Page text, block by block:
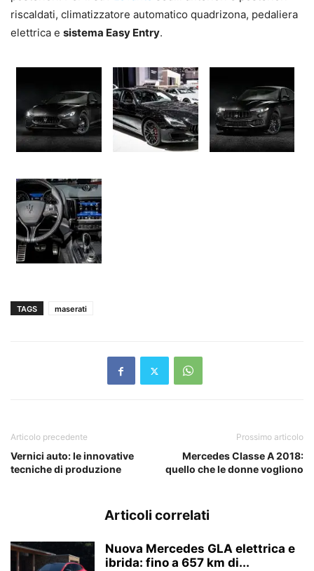
riscaldati, climatizzatore automatico quadrizona, pedaliera
elettrica e sistema Easy Entry.
TAGS maserati
Articolo precedente
Vernici auto: le innovative
tecniche di produzione
Prossimo articolo
Mercedes Classe A 2018:
quello che le donne vogliono
Articoli correlati
Nuova Mercedes GLA elettrica e
ibrida: fino a 657 km di...